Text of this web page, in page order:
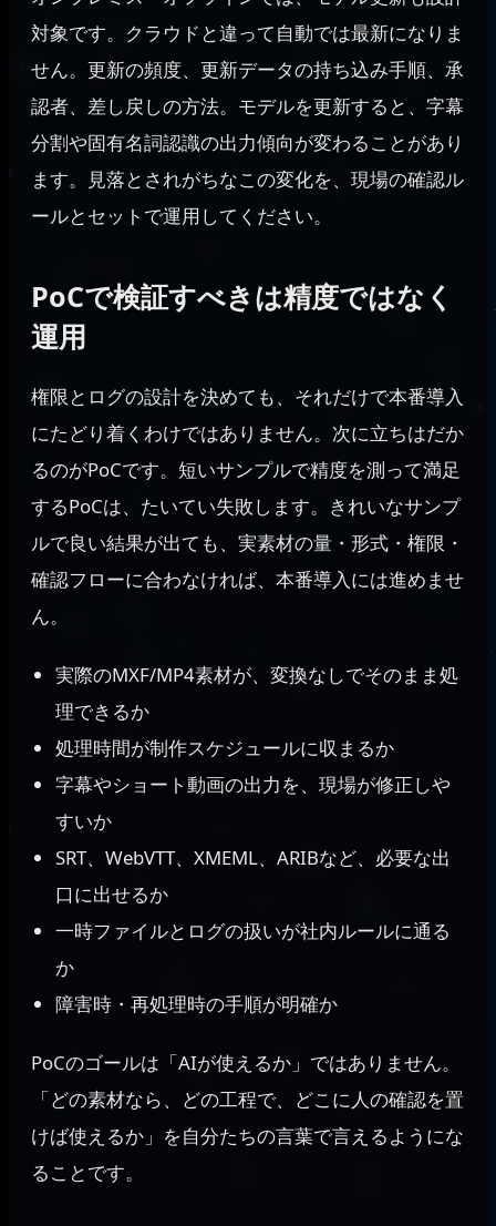
対象です。クラウドと違って自動では最新になりま
せん。更新の頻度、更新データの持ち込み手順、承
認者、差し戻しの方法。モデルを更新すると、字幕
分割や固有名詞認識の出力傾向が変わることがあり
ます。見落とされがちなこの変化を、現場の確認ル
ールとセットで運用してください。
PoCで検証すべきは精度ではなく
運用
権限とログの設計を決めても、それだけで本番導入
にたどり着くわけではありません。次に立ちはだか
るのがPoCです。短いサンプルで精度を測って満足
するPoCは、たいてい失敗します。きれいなサンプ
ルで良い結果が出ても、実素材の量・形式・権限・
確認フローに合わなければ、本番導入には進めませ
ん。
実際のMXF/MP4素材が、変換なしでそのまま処
理できるか
処理時間が制作スケジュールに収まるか
字幕やショート動画の出力を、現場が修正しや
すいか
SRT、WebVTT、XMEML、ARIBなど、必要な出
口に出せるか
一時ファイルとログの扱いが社内ルールに通る
か
障害時・再処理時の手順が明確か
PoCのゴールは「AIが使えるか」ではありません。
「どの素材なら、どの工程で、どこに人の確認を置
けば使えるか」を自分たちの言葉で言えるようにな
ることです。